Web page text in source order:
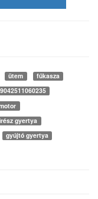
ütem
fűkasza
9042511060235
gyertya
gyújtó gyertya